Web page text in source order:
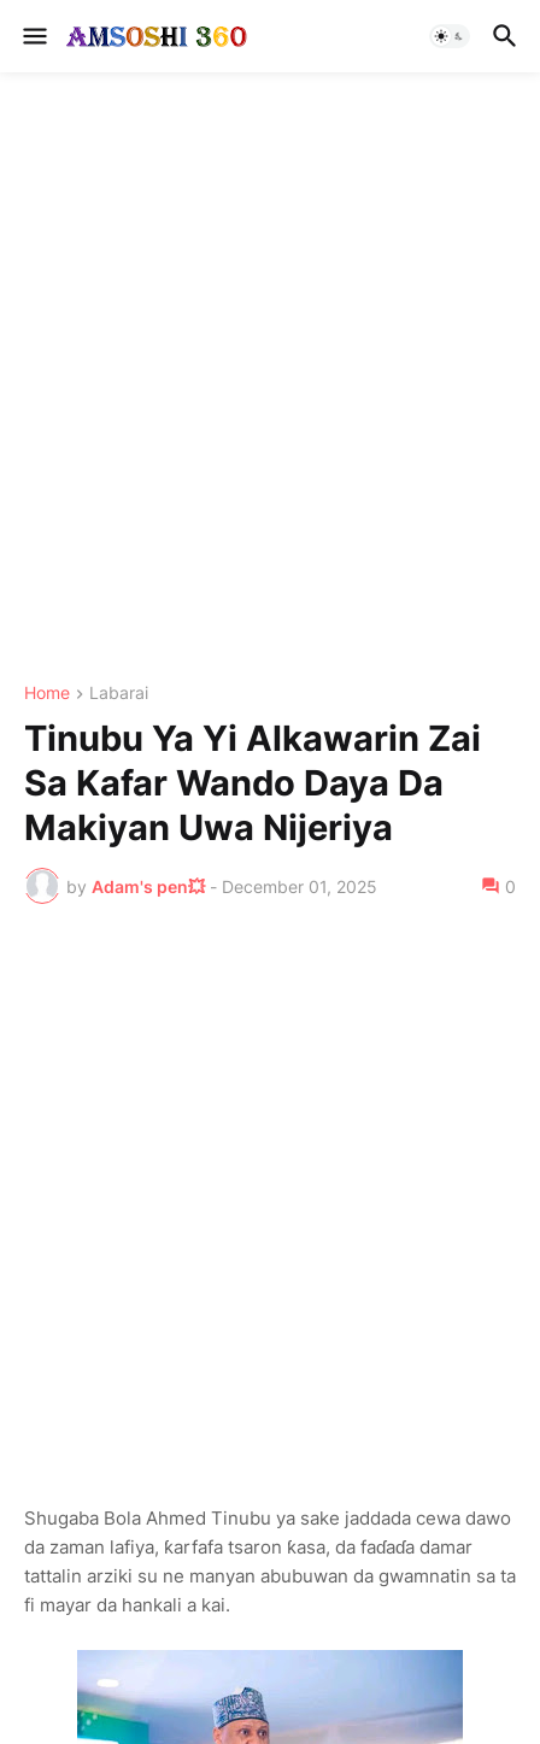
Home Labarai
Tinubu Ya Yi Alkawarin Zai
Sa Kafar Wando Daya Da
Makiyan Uwa Nijeriya
by Adam's pen💥 - December 01, 2025 0
Shugaba Bola Ahmed Tinubu ya sake jaddada cewa dawo
da zaman lafiya, ƙarfafa tsaron ƙasa, da faɗaɗa damar
tattalin arziki su ne manyan abubuwan da gwamnatin sa ta
fi mayar da hankali a kai.